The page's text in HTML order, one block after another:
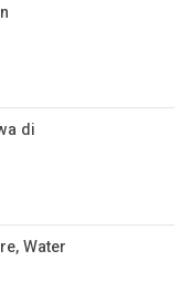
di
Water